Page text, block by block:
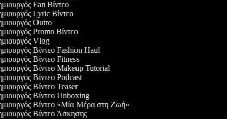
Fan Βίντεο
Lyric Βίντεο
Outro
Promo Βίντεο
Vlog
Βίντεο Fashion Haul
Βίντεο Fitness
Βίντεο Makeup Tutorial
Βίντεο Podcast
Βίντεο Teaser
Βίντεο Unboxing
Βίντεο «Μία Μέρα στη Ζωή»
Βίντεο Άσκησης